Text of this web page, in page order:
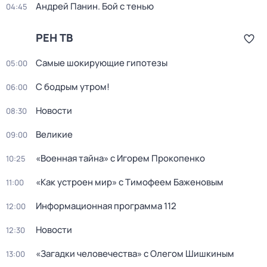
04:45 Андрей Панин. Бой с тенью
РЕН ТВ
05:00 Самые шoкиpующие гипотезы
06:00 С бодрым утром!
08:30 Новости
09:00 Великие
10:25 «Военная тайна» с Игорем Прокопенко
11:00 «Как устроен мир» с Тимофеем Баженовым
12:00 Информационная программа 112
12:30 Новости
13:00 «Загадки человечества» с Олегом Шишкиным